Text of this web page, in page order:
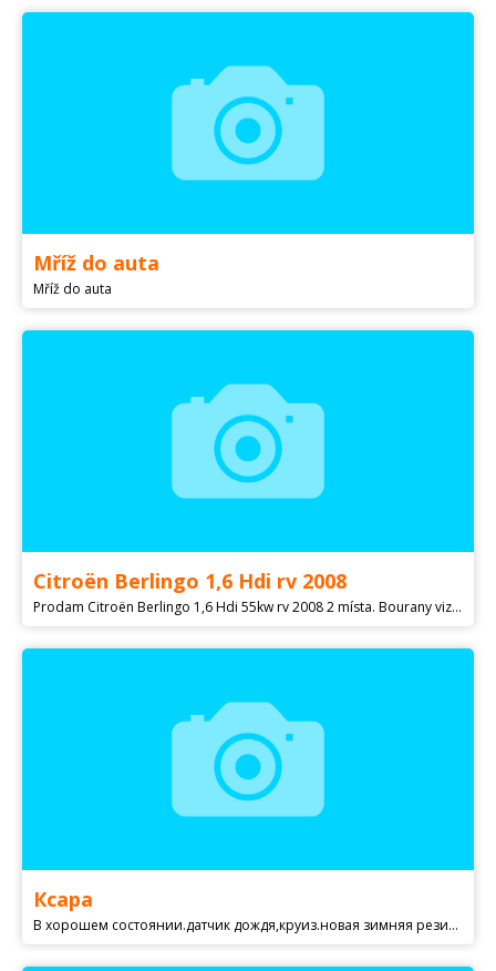
Mříž do auta
Mříž do auta
Citroën Berlingo 1,6 Hdi rv 2008
Prodam Citroën Berlingo 1,6 Hdi 55kw rv 2008 2 místa. Bourany viz foto. Motor ok běží. Kola rovně, zadní náprava ok. Slušné zimní pneu Naj 280tkm nedávno dělané rozvody. Tp CZ v depozitu Vhodné na Díly pouze v celku Inzerát platí do smazání Na SMS nereaguji Odtah k Vám možný od 10 kč/km
Ксара
В хорошем состоянии.датчик дождя,круиз.новая зимняя резина.очень вместительное авто.